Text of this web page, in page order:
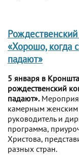
«Хорошо, когда
падают»
5 января в
рождественский
падают».
камерным
руководитель и
программа,
Христова,
разных стран.